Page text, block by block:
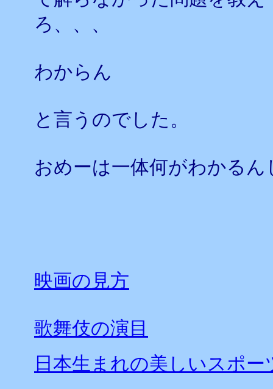
ろ、、、
わからん
と言うのでした。
おめーは一体何がわかるん
映画の見方
歌舞伎の演目
日本生まれの美しいスポ